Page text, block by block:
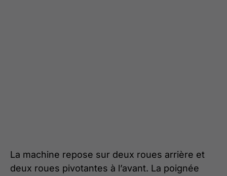
La machine repose sur deux roues arrière et
deux roues pivotantes à l’avant. La poignée